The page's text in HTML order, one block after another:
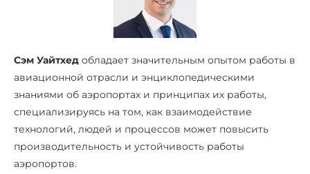
Сэм Уайтхед обладает значительным опытом работы в
авиационной отрасли и энциклопедическими
знаниями об аэропортах и принципах их работы,
специализируясь на том, как взаимодействие
технологий, людей и процессов может повысить
производительность и устойчивость работы
аэропортов.